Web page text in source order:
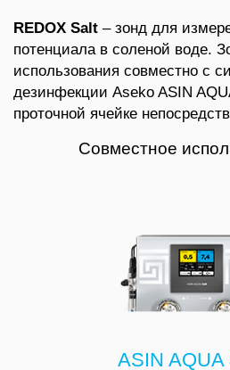
REDOX Salt – зонд для
потенциала в соленой воде.
использования совместно с
дезинфекции Aseko ASIN
проточной ячейке
Совместное
ASIN AQUA